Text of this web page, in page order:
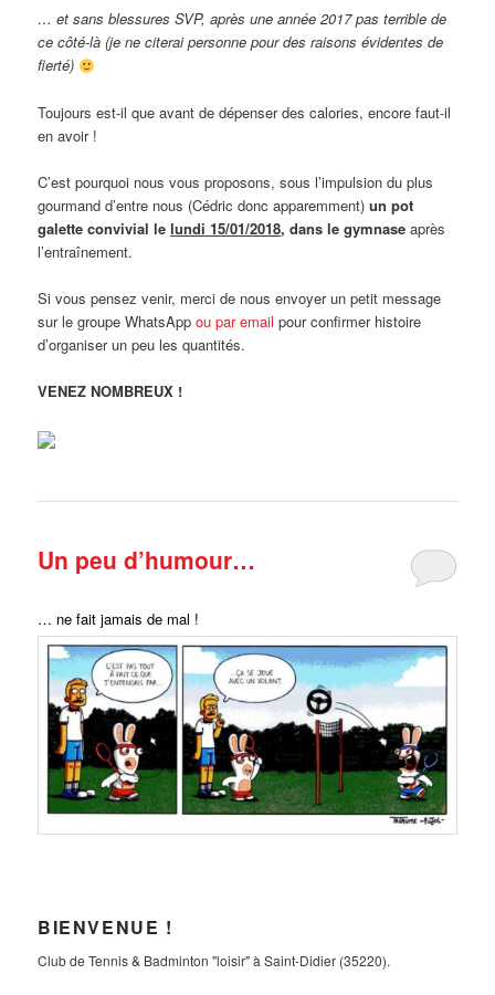
… et sans blessures SVP, après une année 2017 pas terrible de
ce côté-là (je ne citerai personne pour des raisons évidentes de
fierté)
Toujours est-il que avant de dépenser des calories, encore faut-il
en avoir !
C’est pourquoi nous vous proposons, sous l’impulsion du plus
gourmand d’entre nous (Cédric donc apparemment)un pot
galette convivial lelundi 15/01/2018, dans le gymnase après
l’entraînement.
Si vous pensez venir, merci de nous envoyer un petit message
sur le groupe WhatsAppou par email pour confirmer histoire
d’organiser un peu les quantités.
VENEZ NOMBREUX !
Un peu d’humour…
… ne fait jamais de mal !
BIENVENUE !
Club de Tennis & Badminton "loisir" à Saint-Didier (35220).